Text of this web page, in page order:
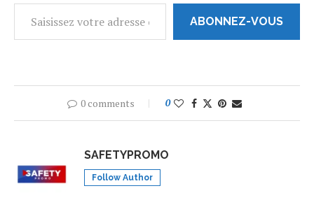
ABONNEZ-VOUS
0 comments 0
SAFETYPROMO
Follow Author